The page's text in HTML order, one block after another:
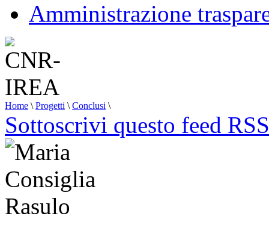
Amministrazione
Home \ Progetti \ Conclusi \
Sottoscrivi questo feed RSS